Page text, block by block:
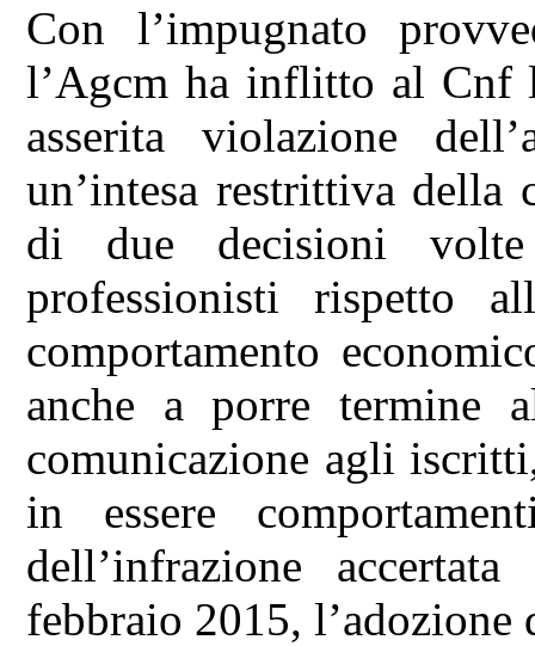
Con l’impugnato
l’Agcm ha inflitto al Cnf
asserita violazione
un’intesa restrittiva della
di due decisioni
professionisti rispetto
comportamento
anche a porre termine
comunicazione agli
in essere
dell’infrazione
febbraio 2015, l’adozione